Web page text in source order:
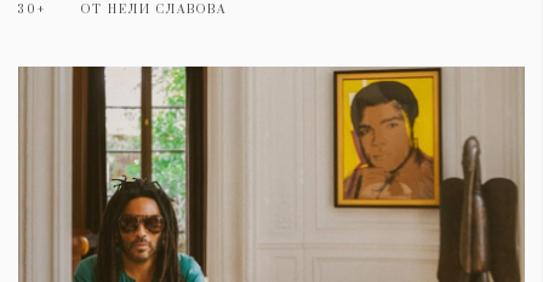
30+ ОТ НЕЛИ СЛАВОВА